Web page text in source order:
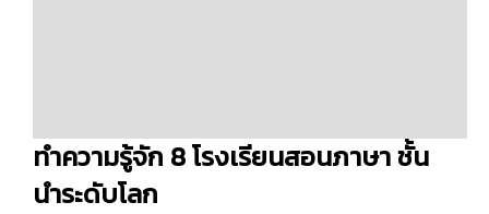
ทำความรู้จัก 8 โรงเรียนสอนภาษา ชั้น
นำระดับโลก